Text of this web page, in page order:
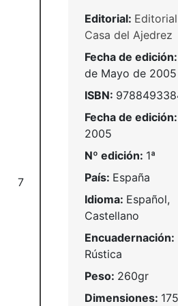
7
Editorial:
Casa del Ajedrez
Fecha de edición:
de Mayo de 2005
ISBN:
Fecha de edición:
2005
Nº edición: 1ª
País: España
Idioma: Español,
Castellano
Encuadernación:
Rústica
Peso: 260gr
Dimensiones: